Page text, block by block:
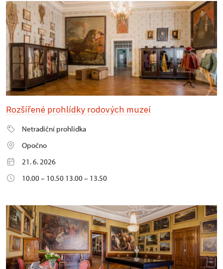
Rozšířené prohlídky rodových muzeí
Netradiční prohlídka
Opočno
21. 6. 2026
10.00 – 10.50 13.00 – 13.50